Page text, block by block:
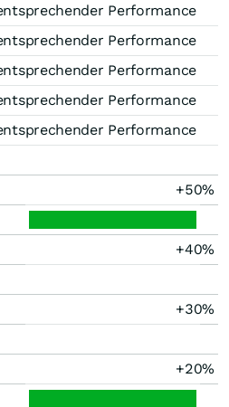
Performance
Performance
Performance
Performance
Performance
+50%
+40%
+30%
+20%